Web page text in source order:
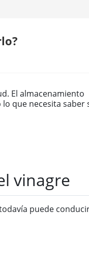
El almacenamiento
que necesita saber
vinagre
puede